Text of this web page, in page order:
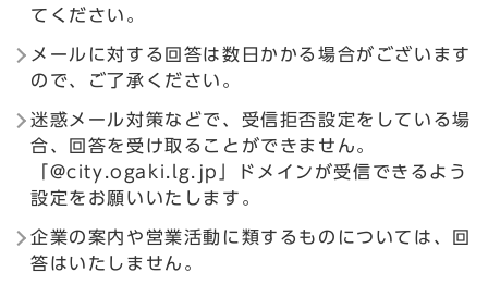
てください。
メールに対する回答は数日かかる場合がございます
ので、ご了承ください。
迷惑メール対策などで、受信拒否設定をしている場
合、回答を受け取ることができません。
「@city.ogaki.lg.jp」ドメインが受信できるよう
設定をお願いいたします。
企業の案内や営業活動に類するものについては、回
答はいたしません。